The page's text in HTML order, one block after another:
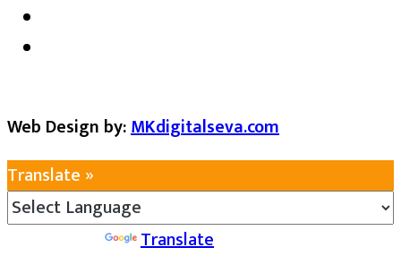
Web Design by:MKdigitalseva.com
Translate »
Translate